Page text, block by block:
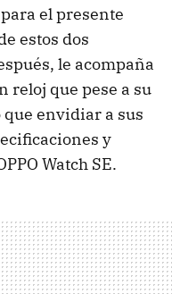
el presente
estos dos
le acompaña
reloj que pese a su
envidiar a sus
y
Watch SE.